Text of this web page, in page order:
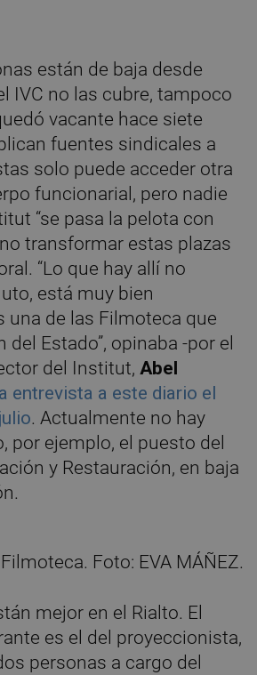
están de baja desde
IVC no las cubre, tampoco
vacante hace siete
fuentes sindicales a
solo puede acceder otra
funcionarial, pero nadie
“se pasa la pelota con
transformar estas plazas
“Lo que hay allí no
está muy bien
una de las Filmoteca que
Estado”, opinaba -por el
del Institut,Abel
entrevista a este diario el
. Actualmente no hay
por ejemplo, el puesto del
y Restauración, en baja
mejor en el Rialto. El
es el del proyeccionista,
personas a cargo del